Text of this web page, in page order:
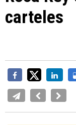
carteles